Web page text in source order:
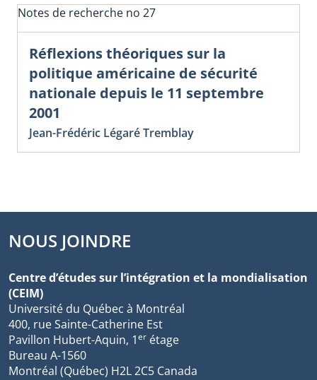
Notes de recherche no 27
Réflexions théoriques sur la
politique américaine de sécurité
nationale depuis le 11 septembre
2001
Jean-Frédéric Légaré Tremblay
NOUS JOINDRE
Centre d’études sur l’intégration et la mondialisation
(CEIM)
Université du Québec à Montréal
400, rue Sainte-Catherine Est
Pavillon Hubert-Aquin, 1er étage
Bureau A-1560
Montréal (Québec) H2L 2C5 Canada